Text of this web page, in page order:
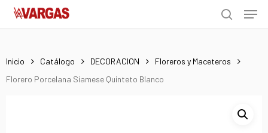
Skip
search
Menu
Inicio Catálogo DECORACION
Floreros y Maceteros
Florero Porcelana Siamese Quinteto Blanco